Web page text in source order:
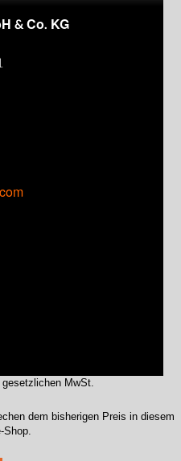
& Co. KG
MwSt.
dem bisherigen Preis in diesem
Shop.